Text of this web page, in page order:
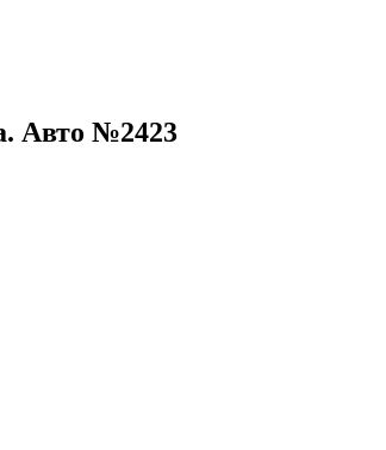
Авто №2423